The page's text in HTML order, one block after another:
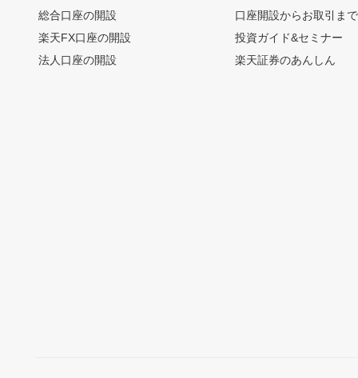
総合口座の開設
楽天FX口座の開設
法人口座の開設
口座開設からお取引ま
投資ガイド&セミナー
楽天証券のあんしん